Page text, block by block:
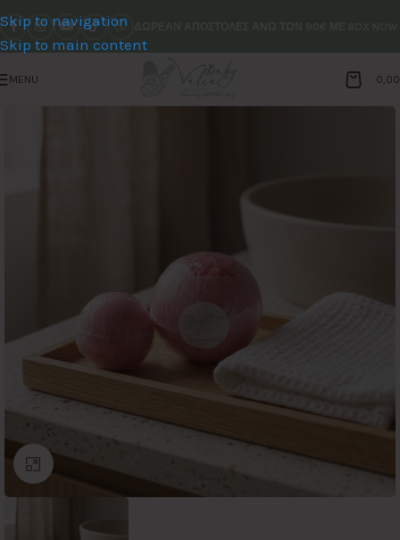
Skip to navigation
Skip to main content
MENU
Click to enlarge